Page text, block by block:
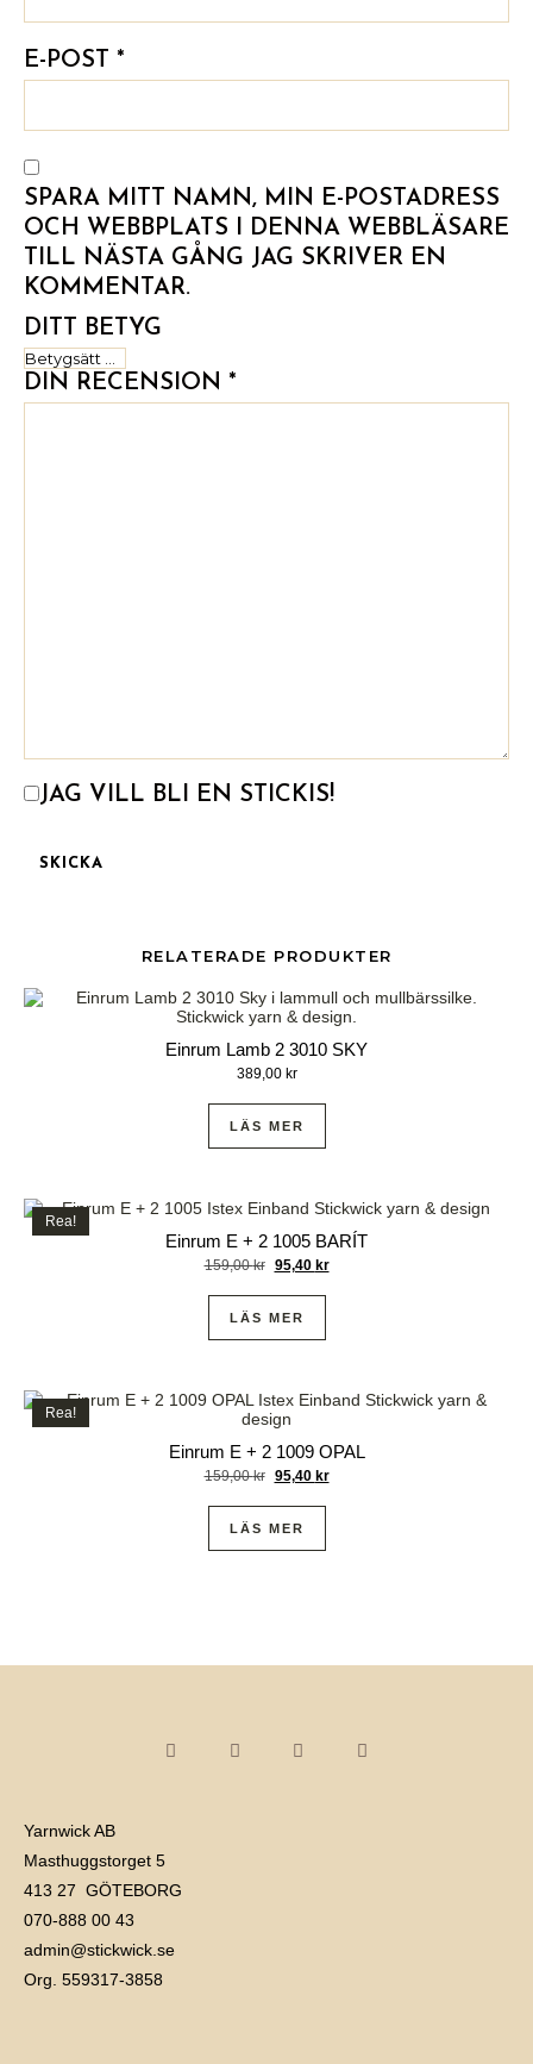
E-POST *
SPARA MITT NAMN, MIN E-POSTADRESS
OCH WEBBPLATS I DENNA WEBBLÄSARE
TILL NÄSTA GÅNG JAG SKRIVER EN
KOMMENTAR.
DITT BETYG
DIN RECENSION *
JAG VILL BLI EN STICKIS!
RELATERADE PRODUKTER
Einrum Lamb 2 3010 SKY
389,00 kr
LÄS MER
Rea!
Einrum E + 2 1005 BARÍT
159,00kr 95,40 kr
LÄS MER
Rea!
Einrum E + 2 1009 OPAL
159,00kr 95,40 kr
LÄS MER
Yarnwick AB
Masthuggstorget 5
413 27 GÖTEBORG
070-888 00 43
admin@stickwick.se
Org. 559317-3858